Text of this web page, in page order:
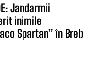
Jandarmii
inimile
Spartan” în Breb